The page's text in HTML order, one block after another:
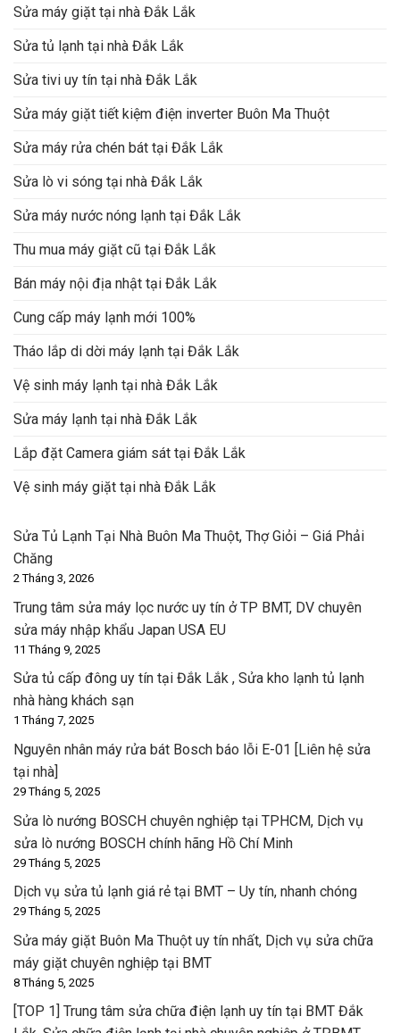
Sửa máy giặt tại nhà Đắk Lắk
Sửa tủ lạnh tại nhà Đắk Lắk
Sửa tivi uy tín tại nhà Đắk Lắk
Sửa máy giặt tiết kiệm điện inverter Buôn Ma Thuột
Sửa máy rửa chén bát tại Đắk Lắk
Sửa lò vi sóng tại nhà Đắk Lắk
Sửa máy nước nóng lạnh tại Đắk Lắk
Thu mua máy giặt cũ tại Đắk Lắk
Bán máy nội địa nhật tại Đắk Lắk
Cung cấp máy lạnh mới 100%
Tháo lắp di dời máy lạnh tại Đắk Lắk
Vệ sinh máy lạnh tại nhà Đắk Lắk
Sửa máy lạnh tại nhà Đắk Lắk
Lắp đặt Camera giám sát tại Đắk Lắk
Vệ sinh máy giặt tại nhà Đắk Lắk
Sửa Tủ Lạnh Tại Nhà Buôn Ma Thuột, Thợ Giỏi – Giá Phải
Chăng
2 Tháng 3, 2026
Trung tâm sửa máy lọc nước uy tín ở TP BMT, DV chuyên
sửa máy nhập khẩu Japan USA EU
11 Tháng 9, 2025
Sửa tủ cấp đông uy tín tại Đắk Lắk , Sửa kho lạnh tủ lạnh
nhà hàng khách sạn
1 Tháng 7, 2025
Nguyên nhân máy rửa bát Bosch báo lỗi E-01 [Liên hệ sửa
tại nhà]
29 Tháng 5, 2025
Sửa lò nướng BOSCH chuyên nghiệp tại TPHCM, Dịch vụ
sửa lò nướng BOSCH chính hãng Hồ Chí Minh
29 Tháng 5, 2025
Dịch vụ sửa tủ lạnh giá rẻ tại BMT – Uy tín, nhanh chóng
29 Tháng 5, 2025
Sửa máy giặt Buôn Ma Thuột uy tín nhất, Dịch vụ sửa chữa
máy giặt chuyên nghiệp tại BMT
8 Tháng 5, 2025
[TOP 1] Trung tâm sửa chữa điện lạnh uy tín tại BMT Đắk